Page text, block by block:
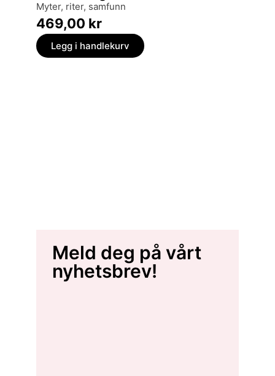
myter, riter, samfunn
469,00 kr
Legg i handlekurv
Meld deg på vårt
nyhetsbrev!